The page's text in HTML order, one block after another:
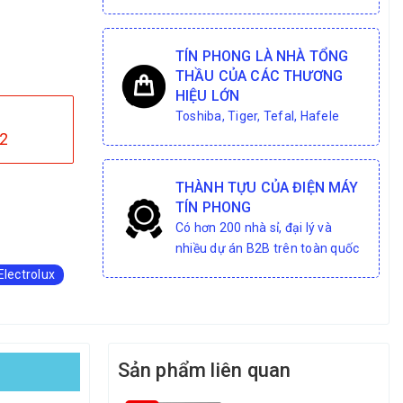
TÍN PHONG LÀ NHÀ TỔNG
THẦU CỦA CÁC THƯƠNG
HIỆU LỚN
Toshiba, Tiger, Tefal, Hafele
THÀNH TỰU CỦA ĐIỆN MÁY
TÍN PHONG
Có hơn 200 nhà sỉ, đại lý và
nhiều dự án B2B trên toàn quốc
Sản phẩm liên quan